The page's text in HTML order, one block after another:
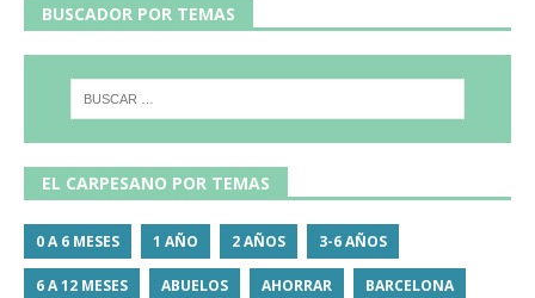
BUSCADOR POR TEMAS
EL CARPESANO POR TEMAS
0 A 6 MESES 1 AÑO 2 AÑOS 3-6 AÑOS
6 A 12 MESES ABUELOS AHORRAR BARCELONA